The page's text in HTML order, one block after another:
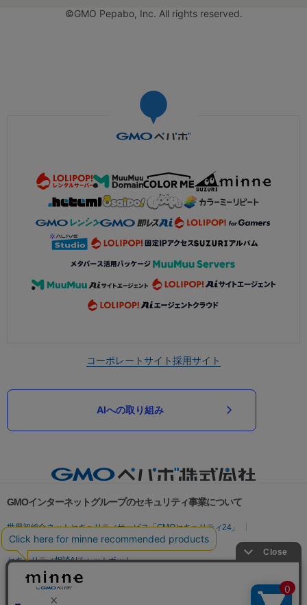
©GMO Pepabo, Inc. All rights reserved.
コーポレートサイト採用サイト
AIへの取り組み
GMOインターネットグループのセキュリティ事業について
世界初総合ネットセキュリティサービス「GMOセキュリティ24」
パスワード漏洩診断
Webサイトリスク診断
セキュリティ相談AIチャットボット
実在証明・盗聴対策